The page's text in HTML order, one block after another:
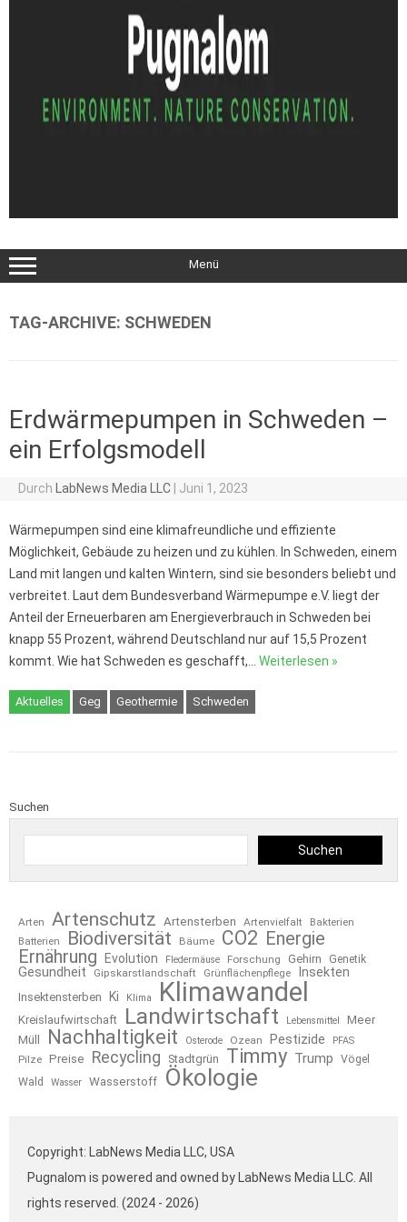
Menü
TAG-ARCHIVE: SCHWEDEN
Erdwärmepumpen in Schweden –
ein Erfolgsmodell
Durch LabNews Media LLC Juni 1, 2023
Wärmepumpen sind eine klimafreundliche und effiziente
Möglichkeit, Gebäude zu heizen und zu kühlen. In Schweden, einem
Land mit langen und kalten Wintern, sind sie besonders beliebt und
verbreitet. Laut dem Bundesverband Wärmepumpe e.V. liegt der
Anteil der Erneuerbaren am Energieverbrauch in Schweden bei
knapp 55 Prozent, während Deutschland nur auf 15,5 Prozent
kommt. Wie hat Schweden es geschafft,… Weiterlesen »
Aktuelles Geg Geothermie Schweden
Suchen
Suchen
Arten Artenschutz Artensterben Artenvielfalt
Bakterien
Batterien
Biodiversität Bäume CO2 Energie
Ernährung
Evolution Fledermäuse Forschung Gehirn Genetik
Gesundheit Gipskarstlandschaft Grünflächenpflege Insekten
Insektensterben Ki Klima Klimawandel
Kreislaufwirtschaft Landwirtschaft Lebensmittel
Meer
Müll
Nachhaltigkeit Osterode Ozean Pestizide PFAS
Pilze Preise Recycling Stadtgrün Timmy Trump
Vögel
Wald
Wasser Wasserstoff Ökologie
Copyright: LabNews Media LLC, USA
Pugnalom is powered and owned by LabNews Media LLC. All
rights reserved. (2024 - 2026)